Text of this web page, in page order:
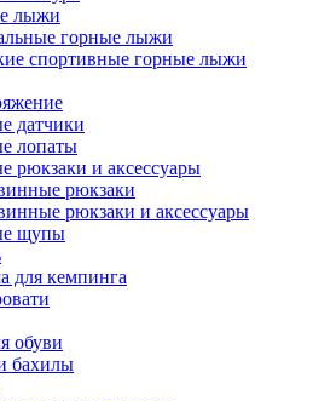
лыжи
горные лыжи
спортивные горные лыжи
датчики
лопаты
рюкзаки и аксессуары
рюкзаки
рюкзаки и аксессуары
щупы
для кемпинга
обуви
бахилы